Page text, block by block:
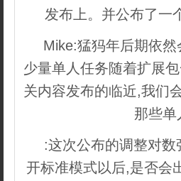
发布上。并公布了一
Mike:猛犸年后期依
少量单人任务随着扩展
关内容发布的临近,我们
那些单
:这次公布的调整对
开标准模式以后,是否会